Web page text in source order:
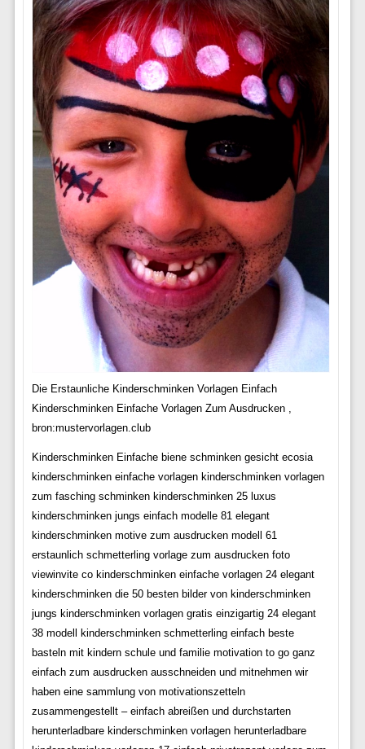
Die Erstaunliche Kinderschminken Vorlagen Einfach
Kinderschminken Einfache Vorlagen Zum Ausdrucken ,
bron:mustervorlagen.club
Kinderschminken Einfache biene schminken gesicht ecosia
kinderschminken einfache vorlagen kinderschminken vorlagen
zum fasching schminken kinderschminken 25 luxus
kinderschminken jungs einfach modelle 81 elegant
kinderschminken motive zum ausdrucken modell 61
erstaunlich schmetterling vorlage zum ausdrucken foto
viewinvite co kinderschminken einfache vorlagen 24 elegant
kinderschminken die 50 besten bilder von kinderschminken
jungs kinderschminken vorlagen gratis einzigartig 24 elegant
38 modell kinderschminken schmetterling einfach beste
basteln mit kindern schule und familie motivation to go ganz
einfach zum ausdrucken ausschneiden und mitnehmen wir
haben eine sammlung von motivationszetteln
zusammengestellt – einfach abreißen und durchstarten
herunterladbare kinderschminken vorlagen herunterladbare